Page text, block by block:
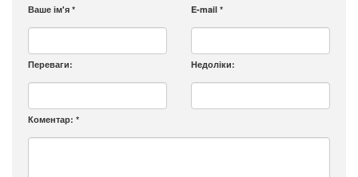
Ваше ім'я * E-mail *
Переваги: Недоліки:
Коментар: *